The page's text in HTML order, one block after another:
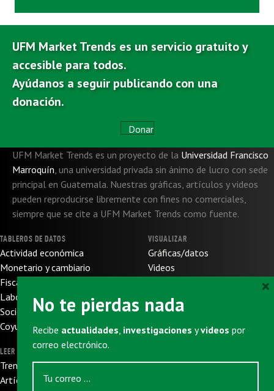
UFM Market Trends es un servicio gratuito y
accesible para todos.
Ayúdanos a seguir publicando con una
donación.
Donar
UFM Market Trends es un proyecto de la Universidad Francisco
Marroquín, una universidad privada sin ánimo de lucro con sede
principal en Guatemala. Nuestras gráficas, artículos y videos
pueden reproducirse libremente con fines no comerciales,
siempre que se cite a UFM Market Trends como fuente.
TABLEROS DE DATOS
Actividad económica
Monetario y cambiario
Fiscal y de presupuesto
Laboral
Socioeconómico
Coyuntura internacional
LEER
Trends
Artículos
VISUALIZAR
Gráficas/datos
Videos
Sobre nosotros
Donaciones
SUSCRIBIRSE
No te pierdas nada
Recibe actualidades, investigaciones yvideos por
correo electrónico.
×